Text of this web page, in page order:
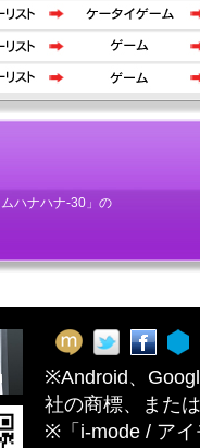
ハナハナ-30」の
※Android、
社の商標、また
※「i-mode / アイ